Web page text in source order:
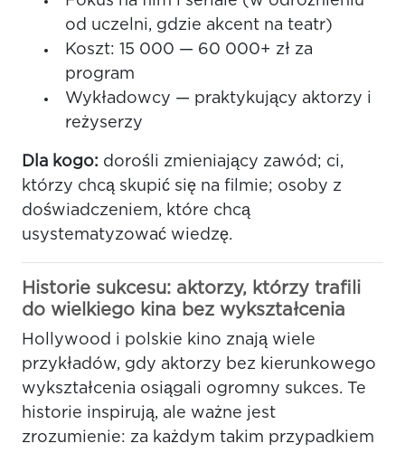
od uczelni, gdzie akcent na teatr)
Koszt: 15 000 — 60 000+ zł za
program
Wykładowcy — praktykujący aktorzy i
reżyserzy
Dla kogo: dorośli zmieniający zawód; ci,
którzy chcą skupić się na filmie; osoby z
doświadczeniem, które chcą
usystematyzować wiedzę.
Historie sukcesu: aktorzy, którzy trafili
do wielkiego kina bez wykształcenia
Hollywood i polskie kino znają wiele
przykładów, gdy aktorzy bez kierunkowego
wykształcenia osiągali ogromny sukces. Te
historie inspirują, ale ważne jest
zrozumienie: za każdym takim przypadkiem